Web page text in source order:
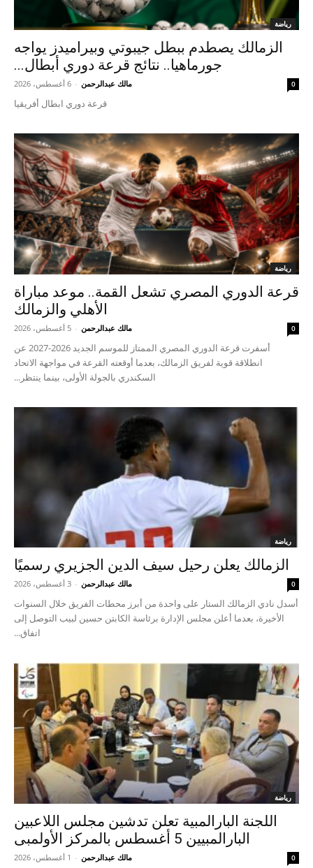
رياضة
الزمالك يصطدم ببطل جيبوتي وبيراميدز يواجه
جورماهيا.. نتائج قرعة دوري أبطال...
مالك عبدالرحمن - 6 أغسطس، 2026 0
قرعة دوري ابطال أفريقيا
رياضة
قرعة الدوري المصري تشعل القمة.. موعد مباراة
الأهلي والزمالك
مالك عبدالرحمن - 5 أغسطس، 2026 0
أسفرت قرعة الدوري المصري الممتاز للموسم الجديد 2026-2027 عن
انطلاقة قوية لفريق الزمالك، بعدما أوقعته القرعة في مواجهة الاتحاد
السكندري بالجولة الأولى، بينما ينتظر...
رياضة
الزمالك يعلن رحيل سيف الدين الجزيري رسميًا
مالك عبدالرحمن - 3 أغسطس، 2026 0
أسدل نادي الزمالك الستار على واحدة من أبرز محطات الفريق خلال السنوات
الأخيرة، بعدما أعلن مجلس الإدارة برئاسة الكابتن حسين لبيب التوصل إلى
اتفاق...
رياضة
اللجنة البارالمبية تعلن تدشين مجلس اللاعبين
البارالمبيين 5 أغسطس بالمركز الأولمبى
مالك عبدالرحمن - 1 أغسطس، 2026 0